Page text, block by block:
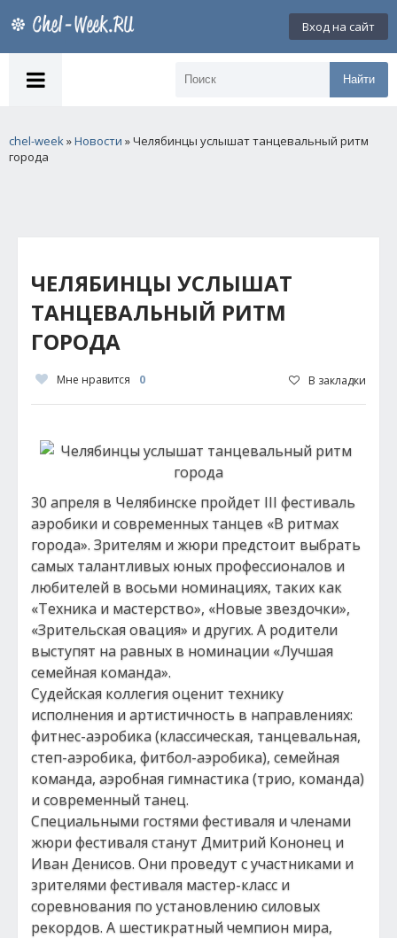
Вход на сайт
Найти
chel-week»Новости » Челябинцы услышат танцевальный ритм
города
ЧЕЛЯБИНЦЫ УСЛЫШАТ
ТАНЦЕВАЛЬНЫЙ РИТМ
ГОРОДА
Мне нравится 0 В закладки
30 апреля в Челябинске пройдет III фестиваль
аэробики и современных танцев «В ритмах
города». Зрителям и жюри предстоит выбрать
самых талантливых юных профессионалов и
любителей в восьми номинациях, таких как
«Техника и мастерство», «Новые звездочки»,
«Зрительская овация» и других. А родители
выступят на равных в номинации «Лучшая
семейная команда».
Судейская коллегия оценит технику
исполнения и артистичность в направлениях:
фитнес-аэробика (классическая, танцевальная,
степ-аэробика, фитбол-аэробика), семейная
команда, аэробная гимнастика (трио, команда)
и современный танец.
Специальными гостями фестиваля и членами
жюри фестиваля станут Дмитрий Кононец и
Иван Денисов. Они проведут с участниками и
зрителями фестиваля мастер-класс и
соревнования по установлению силовых
рекордов. А шестикратный чемпион мира,